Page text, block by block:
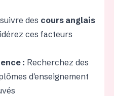
des cours anglais
ces facteurs
: Recherchez des
d'enseignement